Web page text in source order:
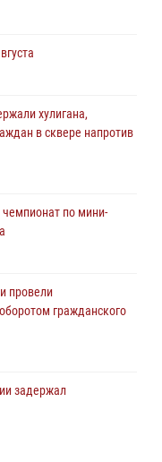
хулигана,
в сквере напротив
по мини-
провели
гражданского
задержал